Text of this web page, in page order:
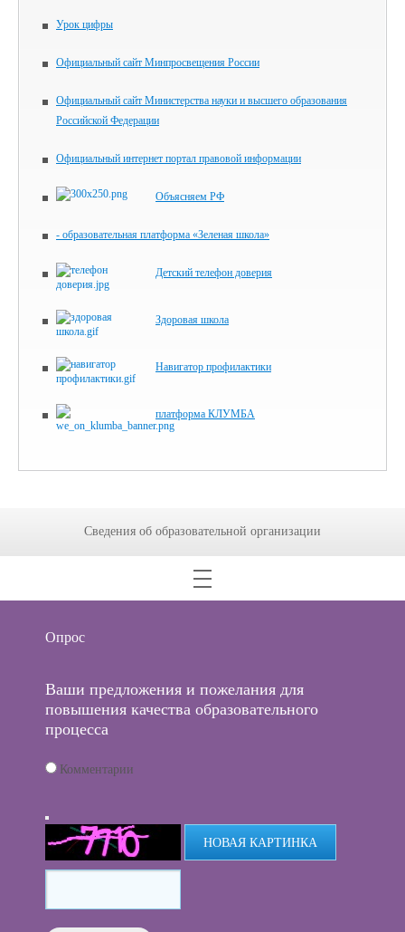
Урок цифры
Официальный сайт Минпросвещения России
Официальный сайт Министерства науки и высшего образования
Российской Федерации
Официальный интернет портал правовой информации
Объясняем РФ
- образовательная платформа «Зеленая школа»
Детский телефон доверия
Здоровая школа
Навигатор профилактики
платформа КЛУМБА
Сведения об образовательной организации
Опрос
Ваши предложения и пожелания для
повышения качества образовательного
процесса
Комментарии
НОВАЯ КАРТИНКА